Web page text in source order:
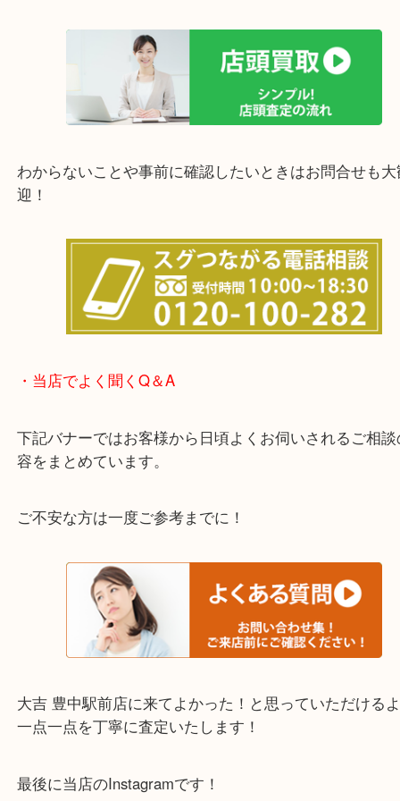
西宮市・宝塚市・川西市・淀川区・西淀川区・福島
上記の他にもお伺いしますのでご相談ください。
他にも店頭査定も大歓迎！！
迎！
・当店でよく聞くQ＆A
下記バナーではお客様から日頃よくお伺いされるご
容をまとめています。